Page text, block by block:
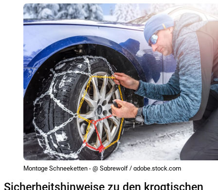
Montage Schneeketten - @ Sabrewolf / adobe.stock.com